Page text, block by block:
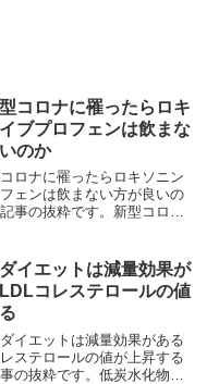
コロナに罹ったらロキ
ブプロフェンは飲まな
のか
ロナに罹ったらロキソニン
ェンは飲まない方が良いの
事の抜粋です。新型コロナ
いてご紹介します。そもそ
きに下げた方...
イエットは減量効果が
コレステロールの値
イエットは減量効果がある
ステロールの値が上昇する
の抜粋です。低炭水化物ダ